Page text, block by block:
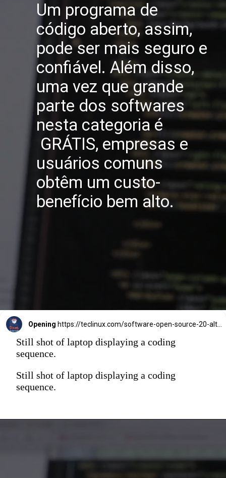
Um programa de
código aberto, assim,
pode ser mais seguro e
confiável. Além disso,
uma vez que grande
parte dos softwares
nesta categoria é
GRÁTIS, empresas e
usuários comuns
obtêm um custo-
benefício bem alto.
Opening https://teclinux.com/software-open-source-20-alternativas-gratuitas-e-essenciais-para-windows-linux-e-mac/
Still shot of laptop displaying a coding
sequence.
Still shot of laptop displaying a coding
sequence.